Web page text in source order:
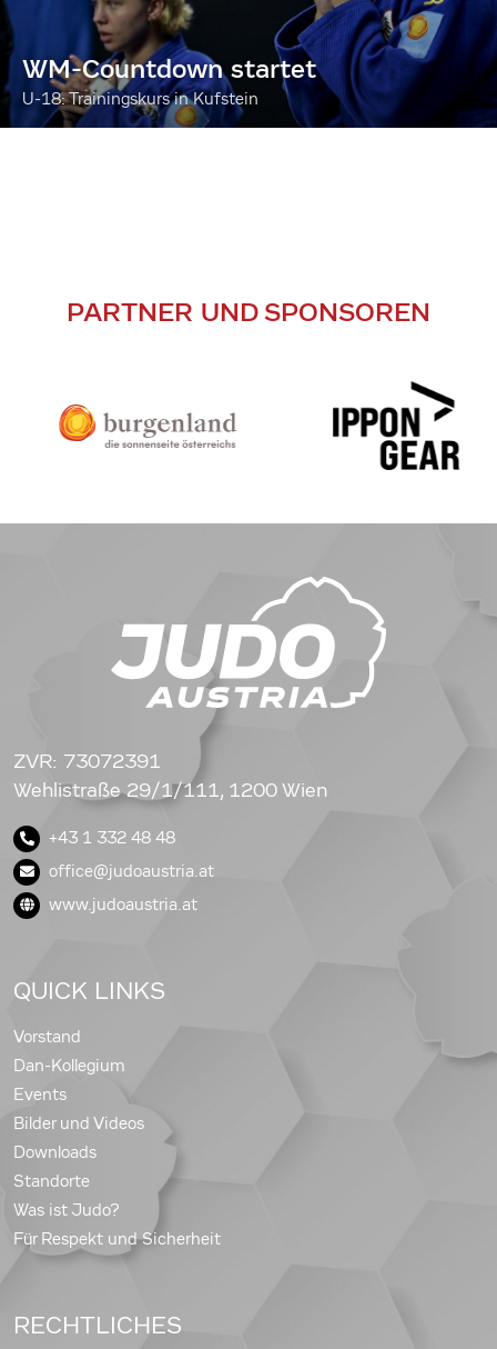
WM-Countdown startet
U-18: Trainingskurs in Kufstein
PARTNER UND SPONSOREN
ZVR: 73072391
Wehlistraße 29/1/111, 1200 Wien
+43 1 332 48 48
office@judoaustria.at
www.judoaustria.at
QUICK LINKS
Vorstand
Dan-Kollegium
Events
Bilder und Videos
Downloads
Standorte
Was ist Judo?
Für Respekt und Sicherheit
RECHTLICHES